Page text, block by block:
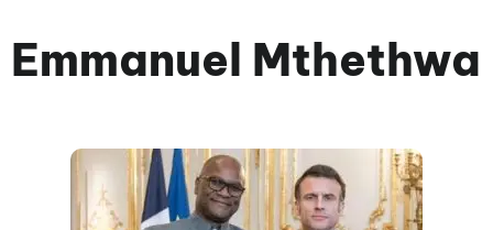
Emmanuel Mthethwa